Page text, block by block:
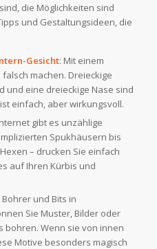
die Möglichkeiten sind
und Gestaltungsideen, die
Gesicht: Mit einem
machen. Dreieckige
und eine dreieckige Nase sind
einfach, aber wirkungsvoll.
gibt es unzählige
Spukhäusern bis
– drucken Sie einfach
auf Ihren Kürbis und
Bohrer und Bits in
Sie Muster, Bilder oder
bohren. Wenn sie von innen
Motive besonders magisch